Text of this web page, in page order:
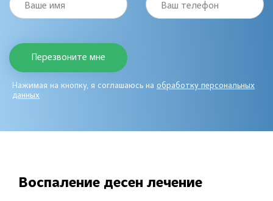
Ваше имя Ваш телефон
Нажимая на кнопку, я соглашаюсь на обработку персональных
данных
Воспаление десен лечение